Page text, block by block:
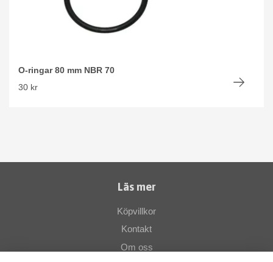
O-ringar 80 mm NBR 70
30 kr
Läs mer
Köpvillkor
Kontakt
Om oss